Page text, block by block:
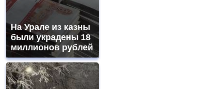
На Урале из казны
были украдены 18
миллионов рублей